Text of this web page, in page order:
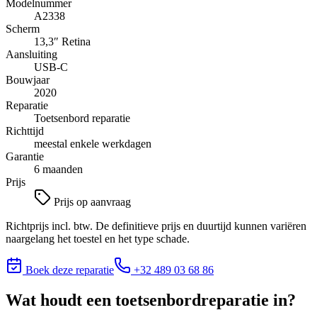
Modelnummer
A2338
Scherm
13,3″ Retina
Aansluiting
USB-C
Bouwjaar
2020
Reparatie
Toetsenbord reparatie
Richttijd
meestal enkele werkdagen
Garantie
6 maanden
Prijs
Prijs op aanvraag
Richtprijs incl. btw. De definitieve prijs en duurtijd kunnen variëren
naargelang het toestel en het type schade.
Boek deze reparatie +32 489 03 68 86
Wat houdt een toetsenbordreparatie in?